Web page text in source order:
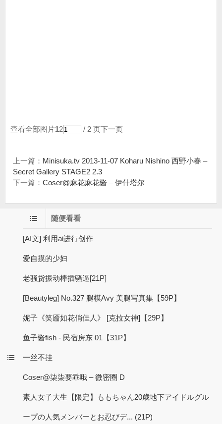
查看全部图片12 / 2 页下一页
上一篇： Minisuka.tv 2013-11-07 Koharu Nishino 西野小春 –
Secret Gallery STAGE2 2.3
下一篇： Coser@麻花麻花酱 – 伊什塔尔
随便看看
[AI文] 利用ai进行创作
爱自摸的少妇
老骚货振动棒插骚逼[21P]
[Beautyleg] No.327 腿模Avy 美腿写真集【59P】
妮子《笑靥如花俏佳人》 [克拉女神]【29P】
鱼子酱fish - 民宿房东 01【31P】
一丝不挂
Coser@柒柒要乖哦 – 微密圈 D
素人女子大生【限定】ももちゃん20歳地下アイドルグル
ープの人気メンバーとお忍びデ... (21P)